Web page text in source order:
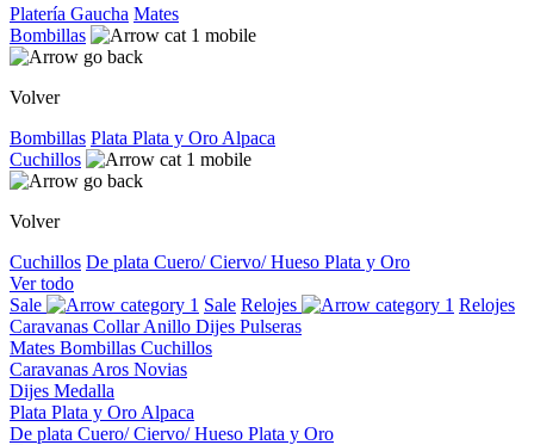
Platería Gaucha Mates
Bombillas
Volver
Bombillas Plata Plata y Oro Alpaca
Cuchillos
Volver
Cuchillos De plata Cuero/ Ciervo/ Hueso Plata y Oro
Ver todo
Sale
Sale Relojes
Relojes
Caravanas CollarAnillo Dijes Pulseras
Mates Bombillas Cuchillos
Caravanas Aros Novias
Dijes Medalla
Plata Plata y Oro Alpaca
De plata Cuero/ Ciervo/ Hueso Plata y Oro